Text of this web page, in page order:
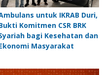
untuk IKRAB Duri,
Komitmen CSR BRK
bagi Kesehatan dan
Masyarakat